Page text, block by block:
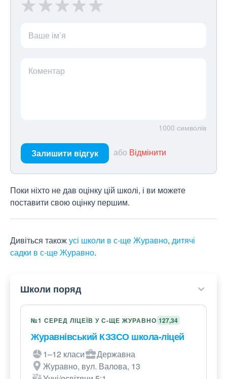
Ваше ім’я
Коментар
1000 символів
Залишити відгук або Відмінити
Поки ніхто не дав оцінку цій школі, і ви можете
поставити свою оцінку першим.
Дивіться такожусі школи в с-ще Журавно, дитячі
садки в с-ще Журавно.
Школи поряд
№1 СЕРЕД ЛІЦЕЇВ У С-ЩЕ ЖУРАВНО 127,34
Журавнівський КЗЗСО школа-ліцей
1–12 класи
Державна
Журавно, вул. Валова, 13